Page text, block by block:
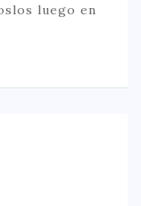
luego en